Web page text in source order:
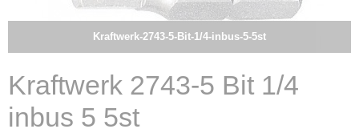
Kraftwerk-2743-5-Bit-1/4-inbus-5-5st
Kraftwerk 2743-5 Bit 1/4
inbus 5 5st